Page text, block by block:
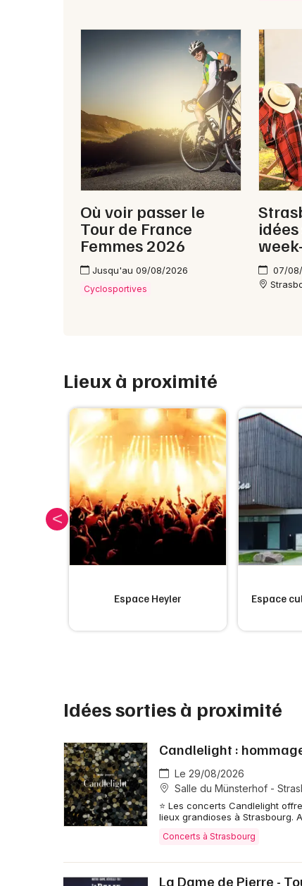
Où voir passer le
Tour de France
Femmes 2026
Jusqu'au 09/08/2026
Cyclosportives
07/
Lieux à proximité
Espace Heyler Espace
Idées sorties à proximité
Candlelight :
Le 29/08/2026
Salle du Münsterhof -
⭐ Les concerts Candlelight
lieux grandioses à Strasbourg.
Concerts à Strasbourg
La Dame de Pierre -